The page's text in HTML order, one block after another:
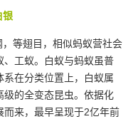
银
等翅目，相似蚂蚁营社会
工蚁。白蚁与蚂蚁虽普
在分类位置上，白蚁属
的全变态昆虫。依据化
来，最早呈现于2亿年前